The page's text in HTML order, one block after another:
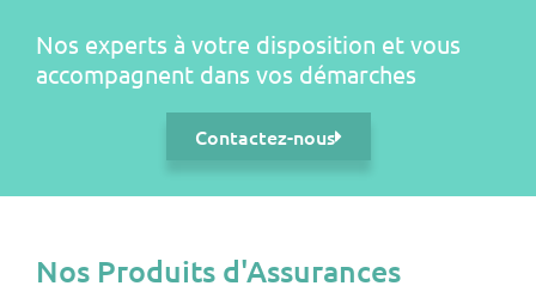
Nos experts à votre disposition et vous
accompagnent dans vos démarches
Contactez-nous
Nos Produits d'Assurances